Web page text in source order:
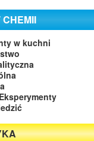
w kuchni